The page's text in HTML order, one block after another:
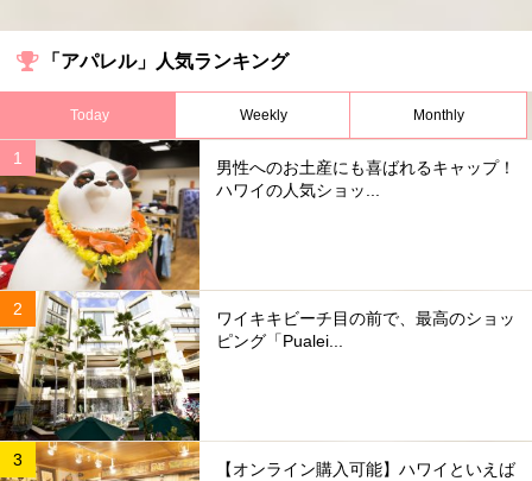
「アパレル」人気ランキング
Today Weekly Monthly
男性へのお土産にも喜ばれるキャップ！
ハワイの人気ショッ...
ワイキキビーチ目の前で、最高のショッ
ピング「Pualei...
【オンライン購入可能】ハワイといえば